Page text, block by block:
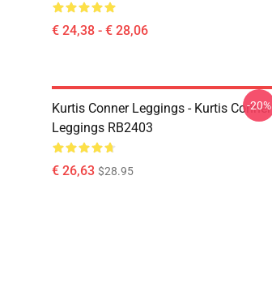
€ 24,38 - € 28,06
Kurtis Conner Leggings - Kurtis Conner
Leggings RB2403
€ 26,63 $28.95
-20%